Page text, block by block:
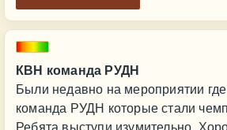
КВН команда РУДН
Были недавно на мероприятии
команда РУДН которые стали